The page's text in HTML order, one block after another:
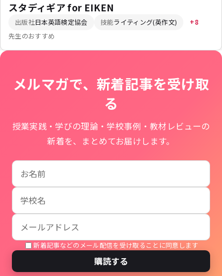
スタディギア for EIKEN
出版社日本英語検定協会 技能ライティング(英作文) +8
先生のおすすめ
メルマガで、新着記事を受け取
る
授業実践・学びの理論・学校事例・教材レビューの
新着を、まとめてお届けします。
お名前
学校名
メールアドレス
新着記事などのメール配信を受け取ることに同意します
購読する